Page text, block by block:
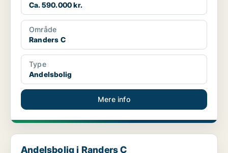
Ca. 590.000 kr.
Område
Randers C
Type
Andelsbolig
Mere info
Andelsbolig i Randers C
Andelsbolig i Randers C